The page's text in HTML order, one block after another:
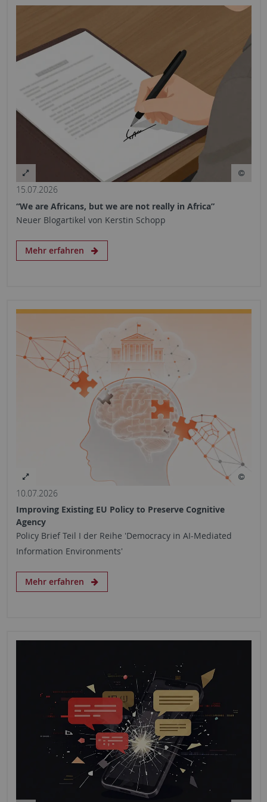
15.07.2026
“We are Africans, but we are not really in Africa”
Neuer Blogartikel von Kerstin Schopp
Mehr erfahren
10.07.2026
Improving Existing EU Policy to Preserve Cognitive
Agency
Policy Brief Teil I der Reihe 'Democracy in AI-Mediated
Information Environments'
Mehr erfahren